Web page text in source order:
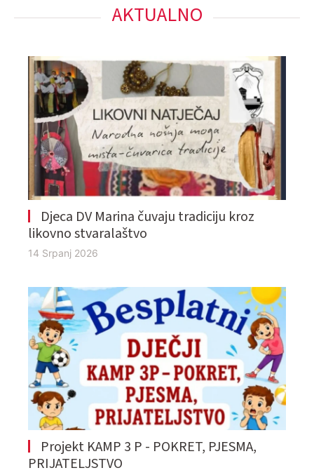
AKTUALNO
Djeca DV Marina čuvaju tradiciju kroz
likovno stvaralaštvo
14 Srpanj 2026
Projekt KAMP 3 P - POKRET, PJESMA,
PRIJATELJSTVO